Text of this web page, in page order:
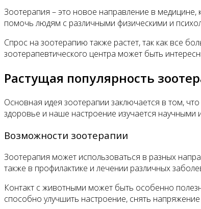
Зоотерапия – это новое направление в медицине,
помочь людям с различными физическими и
Спрос на зоотерапию также растет, так как все
зоотерапевтического центра может быть
Растущая популярность
Основная идея зоотерапии заключается в том,
здоровье и наше настроение изучается
Возможности зоотерапии
Зоотерапия может использоваться в разных
также в профилактике и лечении различных
Контакт с животными может быть особенно
способно улучшить настроение, снять